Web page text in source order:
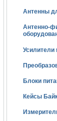
Антенны
Антенно-
Блоки
Кейсы